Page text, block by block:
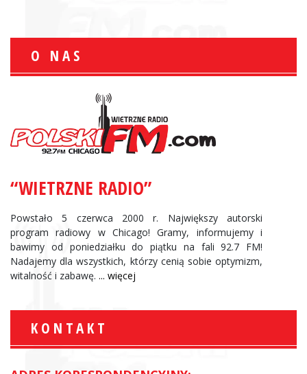
O NAS
“WIETRZNE RADIO”
Powstało 5 czerwca 2000 r. Największy autorski
program radiowy w Chicago! Gramy, informujemy i
bawimy od poniedziałku do piątku na fali 92.7 FM!
Nadajemy dla wszystkich, którzy cenią sobie optymizm,
witalność i zabawę. ... więcej
KONTAKT